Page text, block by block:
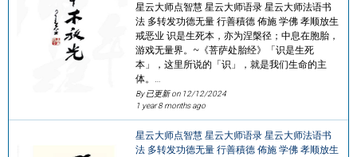
星云大师点智慧 星云大师语录 星云大师法语书
法 多转发功德无量 行善積德 佈施 学佛 孝顺放生
戒恶业 识是生死本，亦为涅槃径；中息在胞胎，
游戏无量界。~《菩萨处胎经》「识是生死
本」，这里所说的「识」，就是我们生命的主
体。…
By 已更新 on 12/12/2024
1 year 8 months ago
星云大师点智慧 星云大师语录 星云大师法语书
法 多转发功德无量 行善積德 佈施 学佛 孝顺放生